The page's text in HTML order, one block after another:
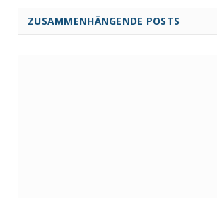
ZUSAMMENHÄNGENDE POSTS